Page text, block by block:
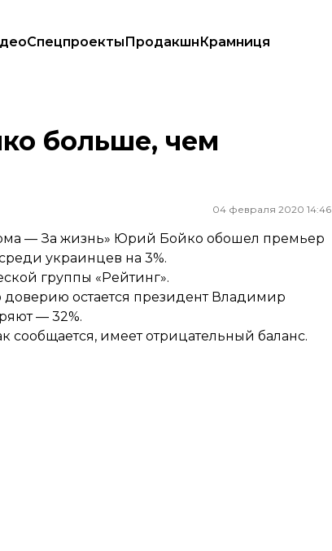
СпецпроектыПродакшнКрамниця
больше, чем
04 февраля 2020 14:46
— За жизнь» Юрий Бойко обошел премьер
украинцев на 3%.
группы «Рейтинг».
доверию остается президент Владимир
— 32%.
имеет отрицательный баланс.